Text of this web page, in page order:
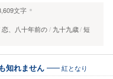
文字
恋、八十年前の 九十九歳 短
知れません 紅となり